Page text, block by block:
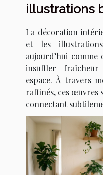
illustrations
La décoration
et les illustrations
aujourd’hui
insuffler
espace. À travers
raffinés, ces œuvres
connectant